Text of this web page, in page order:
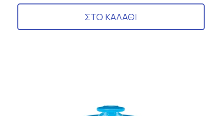
ΣΤΟ ΚΑΛΑΘΙ